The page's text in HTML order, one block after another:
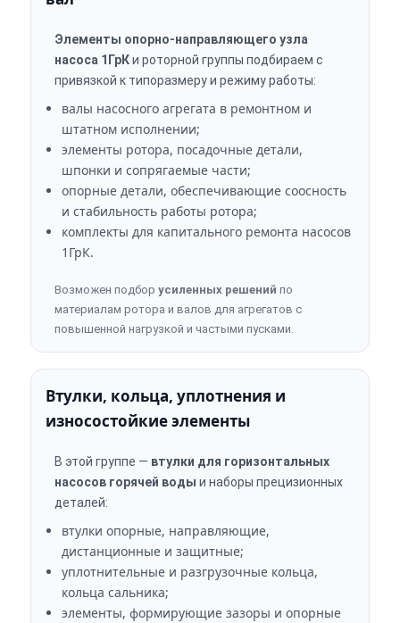
Элементы опорно-направляющего узла
насоса 1ГрКи роторной группы подбираем с
привязкой к типоразмеру и режиму работы:
валы насосного агрегата в ремонтном и
штатном исполнении;
элементы ротора, посадочные детали,
шпонки и сопрягаемые части;
опорные детали, обеспечивающие соосность
и стабильность работы ротора;
комплекты для капитального ремонта насосов
1ГрК.
Возможен подбор усиленных решений по
материалам ротора и валов для агрегатов с
повышенной нагрузкой и частыми пусками.
Втулки, кольца, уплотнения и
износостойкие элементы
В этой группе — втулки для горизонтальных
насосов горячей воды и наборы прецизионных
деталей:
втулки опорные, направляющие,
дистанционные и защитные;
уплотнительные и разгрузочные кольца,
кольца сальника;
элементы, формирующие зазоры и опорные